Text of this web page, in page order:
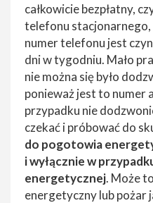
całkowicie bezpłatny,
telefonu stacjonarnego,
numer telefonu jest
dni w tygodniu. Mało
nie można się było
ponieważ jest to numer
przypadku nie
czekać i próbować do
do pogotowia
i wyłącznie w
energetycznej. Może
energetyczny lub pożar